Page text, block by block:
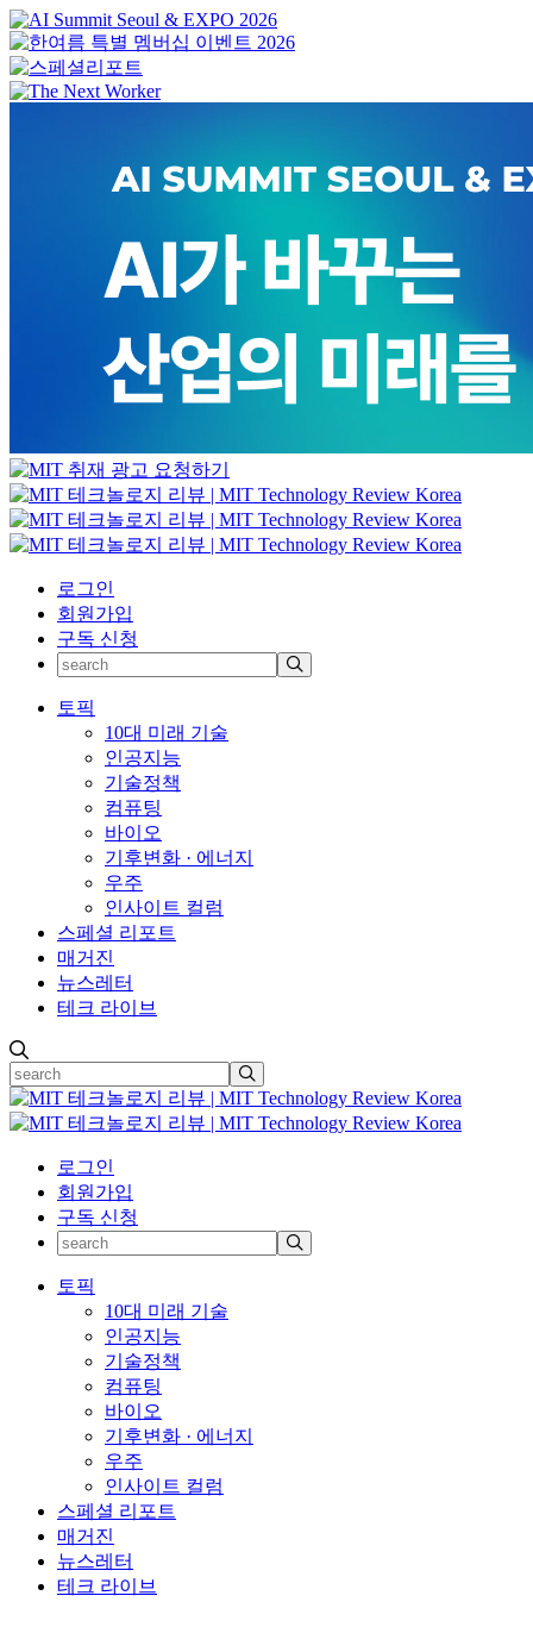
로그인
회원가입
구독 신청
토픽
10대 미래 기술
인공지능
기술정책
컴퓨팅
바이오
기후변화 · 에너지
우주
인사이트 컬럼
스페셜 리포트
매거진
뉴스레터
테크 라이브
로그인
회원가입
구독 신청
토픽
10대 미래 기술
인공지능
기술정책
컴퓨팅
바이오
기후변화 · 에너지
우주
인사이트 컬럼
스페셜 리포트
매거진
뉴스레터
테크 라이브